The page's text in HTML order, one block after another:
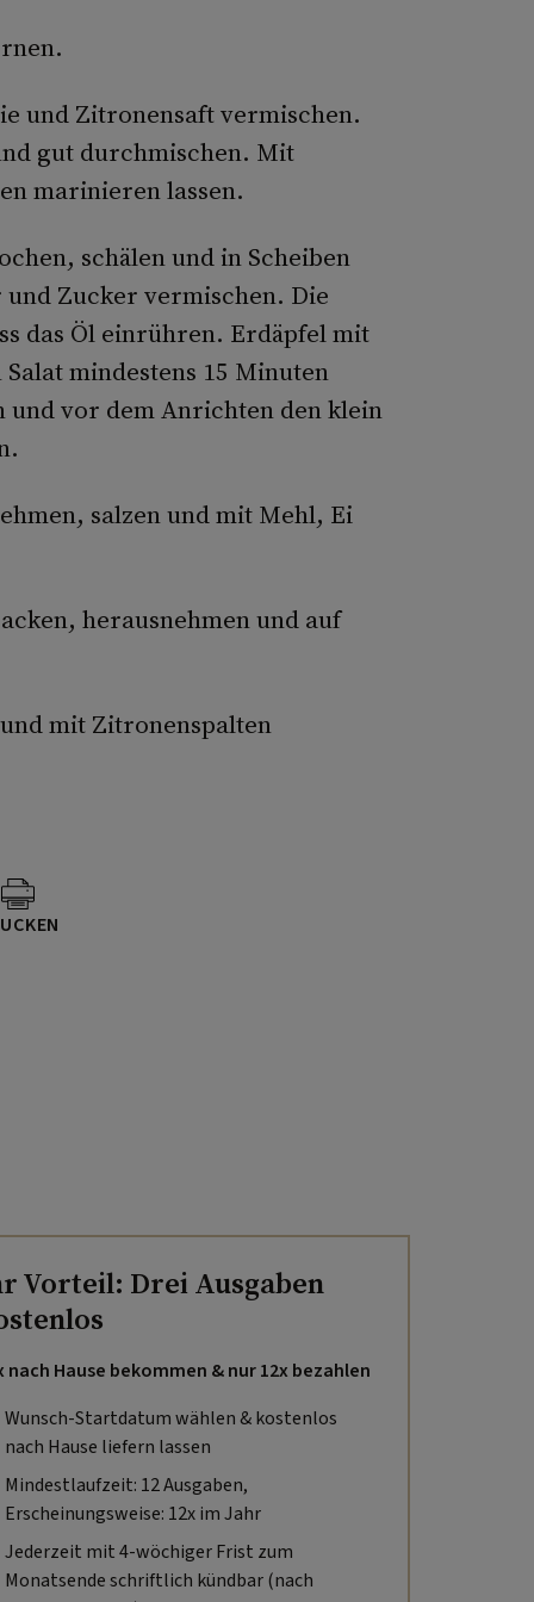
und Zitronensaft vermischen.
gut durchmischen. Mit
marinieren lassen.
schälen und in Scheiben
und Zucker vermischen. Die
das Öl einrühren. Erdäpfel mit
mindestens 15 Minuten
und vor dem Anrichten den klein
salzen und mit Mehl, Ei
herausnehmen und auf
mit Zitronenspalten
Vorteil: Drei Ausgaben
nach Hause bekommen & nur 12x bezahlen
Wunsch-Startdatum wählen & kostenlos
nach Hause liefern lassen
Mindestlaufzeit: 12 Ausgaben,
Erscheinungsweise: 12x im Jahr
Jederzeit mit 4-wöchiger Frist zum
Monatsende schriftlich kündbar (nach